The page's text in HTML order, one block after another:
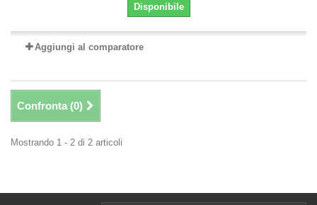
Disponibile
Aggiungi al comparatore
Confronta (0)
Mostrando 1 - 2 di 2 articoli